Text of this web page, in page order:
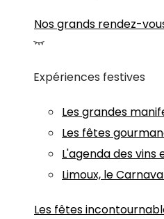
Nos grands rendez-
Expériences festives
Les grandes
Les fêtes
L'agenda des vins
Limoux, le
Les fêtes